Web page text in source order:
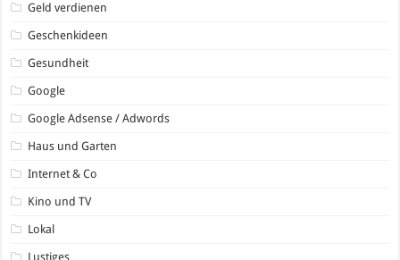
Geld verdienen
Geschenkideen
Gesundheit
Google
Google Adsense / Adwords
Haus und Garten
Internet & Co
Kino und TV
Lokal
Lustiges